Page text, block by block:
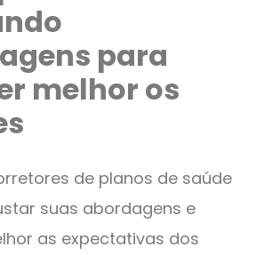
para
melhor os
de planos de saúde
suas abordagens e
as expectativas dos